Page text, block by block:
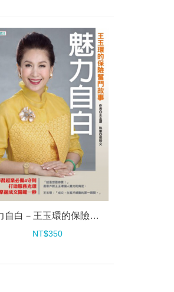
魅力自白－王玉環的保險奮鬥故事
NT$350